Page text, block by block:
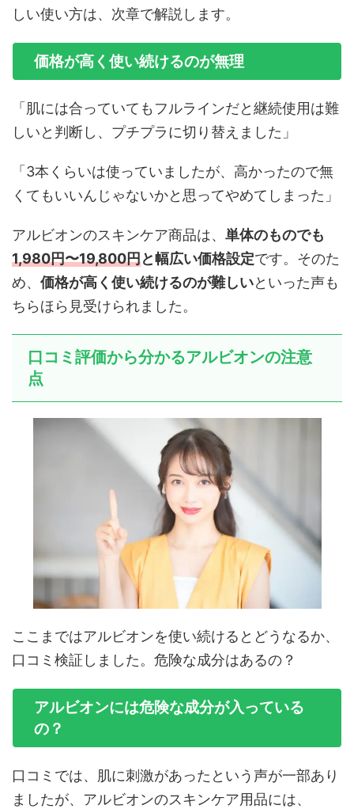
しい使い方は、次章で解説します。
価格が高く使い続けるのが無理
「肌には合っていてもフルラインだと継続使用は難
しいと判断し、プチプラに切り替えました」
「3本くらいは使っていましたが、高かったので無
くてもいいんじゃないかと思ってやめてしまった」
アルビオンのスキンケア商品は、 単体のものでも
1,980円〜19,800円と幅広い価格設定です。そのた
め、 価格が高く使い続けるのが難しいといった声も
ちらほら見受けられました。
口コミ評価から分かるアルビオンの注意
点
ここまではアルビオンを使い続けるとどうなるか、
口コミ検証しました。危険な成分はあるの？
アルビオンには危険な成分が入っている
の？
口コミでは、肌に刺激があったという声が一部あり
ましたが、アルビオンのスキンケア用品には、